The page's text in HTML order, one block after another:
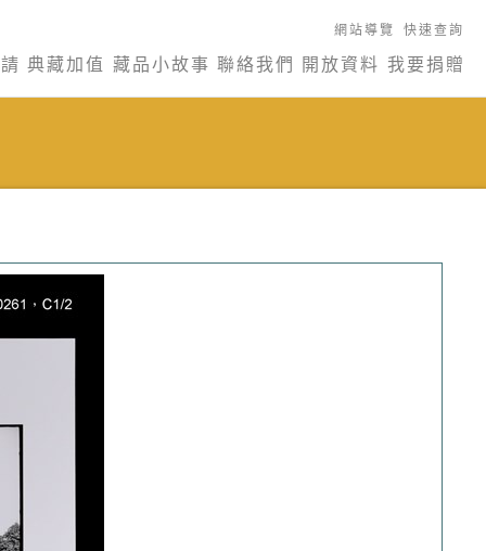
網站導覽 快速查詢
典藏加值 藏品小故事 聯絡我們 開放資料 我要捐贈